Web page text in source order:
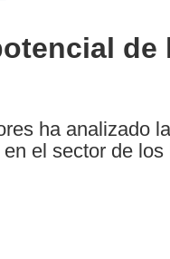
ha analizado
el sector de